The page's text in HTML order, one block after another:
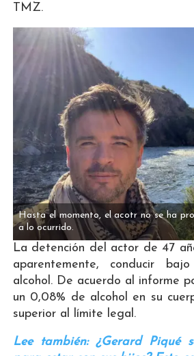
TMZ.
Hasta el momento, el acotr no se ha
a lo ocurrido.
La detención del actor de 47
aparentemente, conducir
alcohol. De acuerdo al informe
un 0,08% de alcohol en su
superior al límite legal.
Lee también: ¿Gerard Piqué